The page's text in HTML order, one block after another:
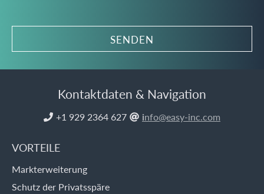
Kontaktdaten & Navigation
 +1 929 2364 627  info@easy-inc.com
VORTEILE
Markterweiterung
Schutz der Privatsspäre